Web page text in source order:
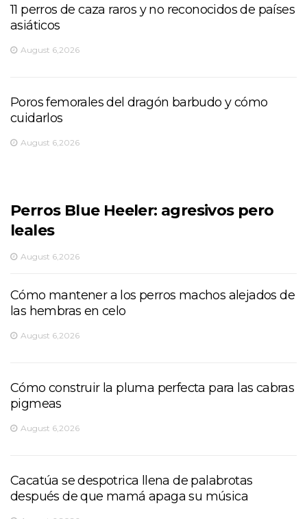
11 perros de caza raros y no reconocidos de países
asiáticos
August 6,2026
Poros femorales del dragón barbudo y cómo
cuidarlos
August 6,2026
Perros Blue Heeler: agresivos pero
leales
August 6,2026
Cómo mantener a los perros machos alejados de
las hembras en celo
August 6,2026
Cómo construir la pluma perfecta para las cabras
pigmeas
August 6,2026
Cacatúa se despotrica llena de palabrotas
después de que mamá apaga su música